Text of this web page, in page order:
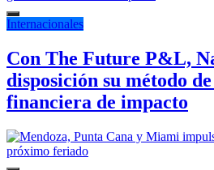
Internacionales
Con The Future P&L,
disposición su método
financiera de impacto